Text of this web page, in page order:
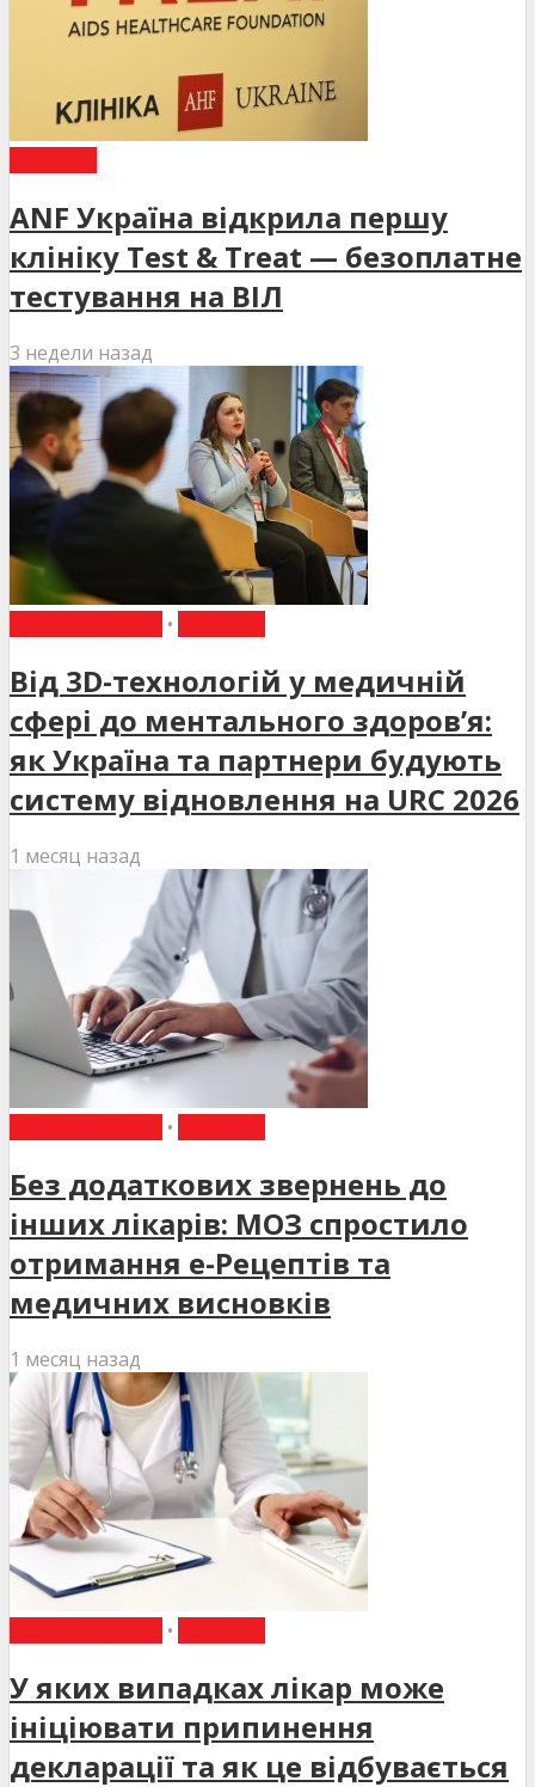
ANF Україна відкрила першу
клініку Test & Treat — безоплатне
тестування на ВІЛ
3 недели назад
•
Від 3D-технологій у медичній
сфері до ментального здоров’я:
як Україна та партнери будують
систему відновлення на URC 2026
1 месяц назад
•
Без додаткових звернень до
інших лікарів: МОЗ спростило
отримання е-Рецептів та
медичних висновків
1 месяц назад
•
У яких випадках лікар може
ініціювати припинення
декларації та як це відбувається